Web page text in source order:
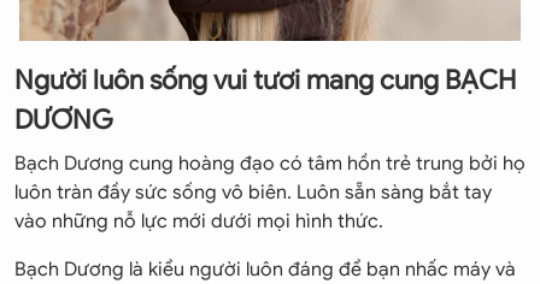
Người luôn sống vui tươi mang cung BẠCH
DƯƠNG
Bạch Dương cung hoàng đạo có tâm hồn trẻ trung bởi họ
luôn tràn đầy sức sống vô biên. Luôn sẵn sàng bắt tay
vào những nỗ lực mới dưới mọi hình thức.
Bạch Dương là kiểu người luôn đáng để bạn nhấc máy và